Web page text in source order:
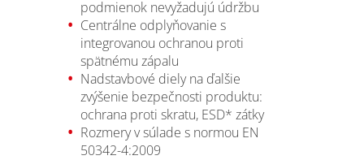
podmienok nevyžadujú údržbu
Centrálne odplyňovanie s
integrovanou ochranou proti
spätnému zápalu
Nadstavbové diely na ďalšie
zvýšenie bezpečnosti produktu:
ochrana proti skratu, ESD* zátky
Rozmery v súlade s normou EN
50342-4:2009